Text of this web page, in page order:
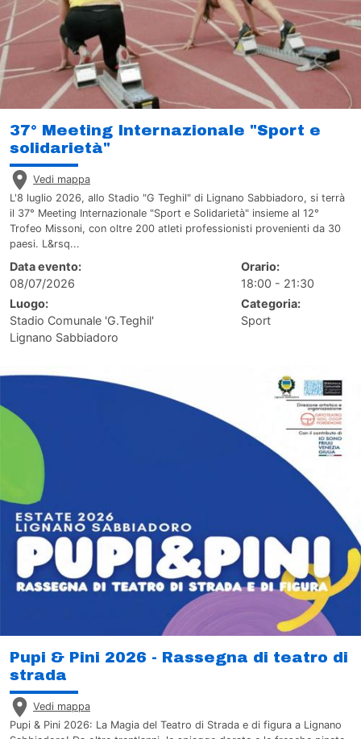
37° Meeting Internazionale "Sport e
solidarietà"
Vedi mappa
L'8 luglio 2026, allo Stadio "G Teghil" di Lignano Sabbiadoro, si terrà
il 37° Meeting Internazionale "Sport e Solidarietà" insieme al 12°
Trofeo Missoni, con oltre 200 atleti professionisti provenienti da 30
paesi. L&rsq...
Data evento:
08/07/2026
Orario:
18:00 - 21:30
Luogo:
Stadio Comunale 'G.Teghil'
Lignano Sabbiadoro
Categoria:
Sport
Pupi & Pini 2026 - Rassegna di teatro di
strada
Vedi mappa
Pupi & Pini 2026: La Magia del Teatro di Strada e di figura a Lignano